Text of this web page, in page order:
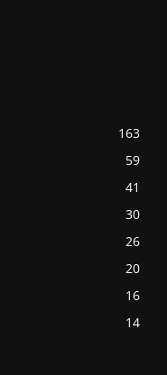
163
59
41
30
26
20
16
14